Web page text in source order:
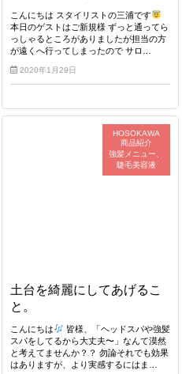
こんにちは スタイリストの三浦です
本日のゲストはご新規様 ずっと通ってら
っしゃるところがありましたが担当の方
が遠くへ行ってしまったので サロ…
2020年1月29日
HOSOKAWA
商品紹介
強髪メニュー、
睫毛美容液
土台を綺麗にしてあげるこ
と。
こんにちは
皆様、「ヘッドスパや強髪
スパをしてるから大丈夫〜」なんて漠然
と考えてませんか？？ 勿論それでも効果
はありますが、より実感するにはま…